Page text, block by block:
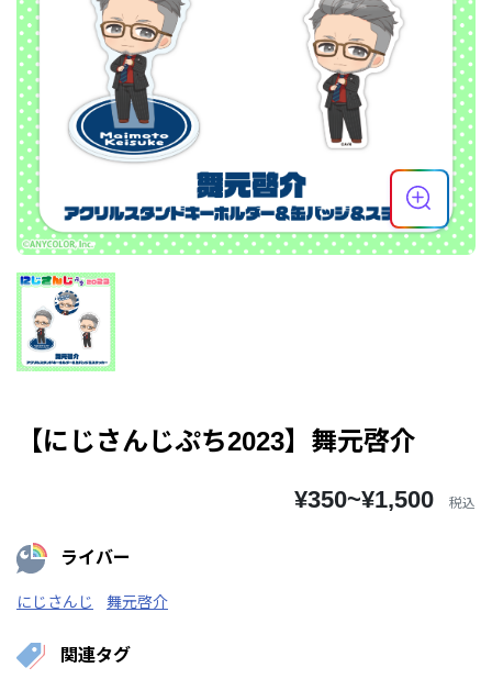
【にじさんじぷち2023】舞元啓介
¥350~¥1,500 税込
ライバー
にじさんじ 舞元啓介
関連タグ